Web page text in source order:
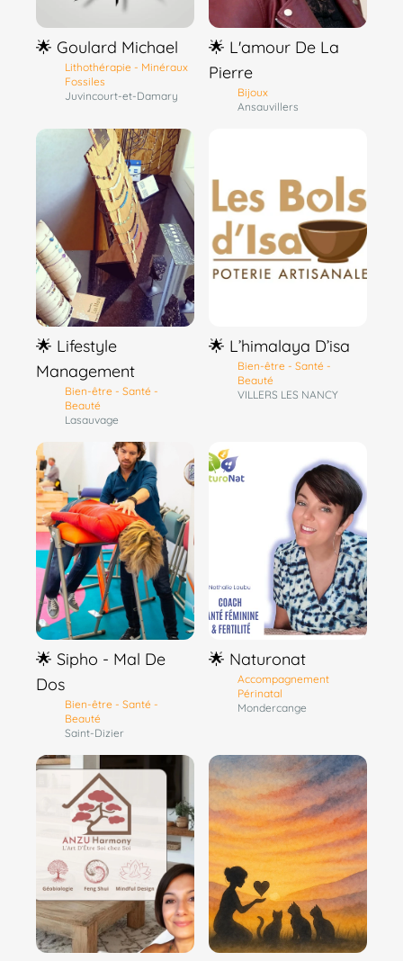
🌟 Goulard Michael
Lithothérapie - Minéraux
Fossiles
Juvincourt-et-Damary
🌟 L'amour De La
Pierre
Bijoux
Ansauvillers
🌟 Lifestyle
Management
Bien-être - Santé -
Beauté
Lasauvage
🌟 L’himalaya D’isa
Bien-être - Santé -
Beauté
VILLERS LES NANCY
🌟 Sipho - Mal De
Dos
Bien-être - Santé -
Beauté
Saint-Dizier
🌟 Naturonat
Accompagnement
Périnatal
Mondercange